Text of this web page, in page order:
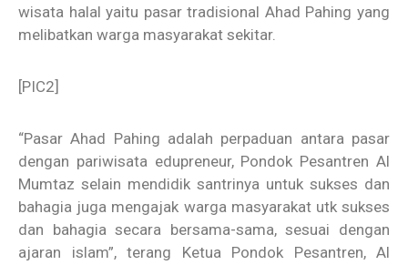
wisata halal yaitu pasar tradisional Ahad Pahing yang
melibatkan warga masyarakat sekitar.
[PIC2]
“Pasar Ahad Pahing adalah perpaduan antara pasar
dengan pariwisata edupreneur, Pondok Pesantren Al
Mumtaz selain mendidik santrinya untuk sukses dan
bahagia juga mengajak warga masyarakat utk sukses
dan bahagia secara bersama-sama, sesuai dengan
ajaran islam”, terang Ketua Pondok Pesantren, Al